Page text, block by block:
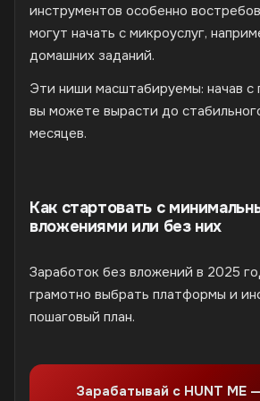
инструментов особенно
могут начать с микроуслуг,
домашних заданий.
Эти ниши масштабируемы: начав с
вы можете вырасти до
месяцев.
Как стартовать с
вложениями или без них
Заработок без вложений в 2025
грамотно выбрать платформы и
пошаговый план.
Зарабатывай с HUNT ME